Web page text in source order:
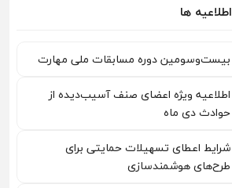
اطلاعیه ها
بیست‌وسومین دوره مسابقات ملی مهارت
اطلاعیه ویژه اعضای صنف آسیب‌دیده از
حوادث دی ماه
شرایط اعطای تسهیلات حمایتی برای
طرح‌های هوشمندسازی